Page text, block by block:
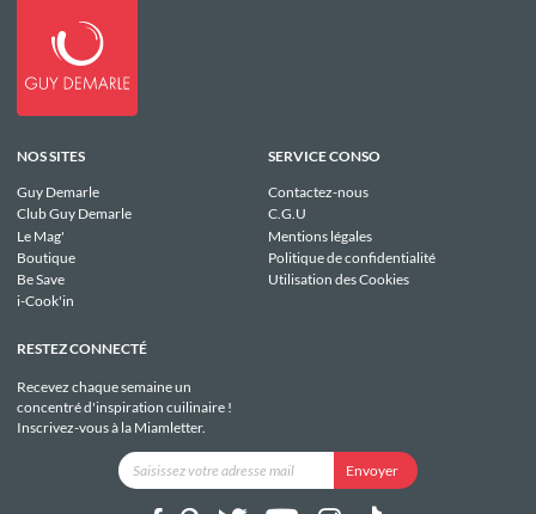
NOS SITES
Guy Demarle
Club Guy Demarle
Le Mag'
Boutique
Be Save
i-Cook'in
SERVICE CONSO
Contactez-nous
C.G.U
Mentions légales
Politique de confidentialité
Utilisation des Cookies
RESTEZ CONNECTÉ
Recevez chaque semaine un
concentré d'inspiration cuilinaire !
Inscrivez-vous à la Miamletter.